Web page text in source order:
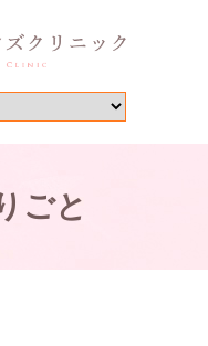
ごと